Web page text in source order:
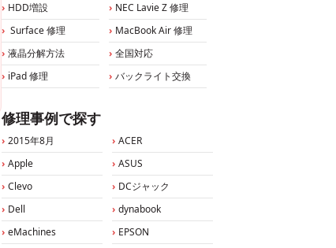
HDD増設
NEC Lavie Z 修理
Surface 修理
MacBook Air 修理
液晶分解方法
全国対応
iPad 修理
バックライト交換
修理事例で探す
2015年8月
ACER
Apple
ASUS
Clevo
DCジャック
Dell
dynabook
eMachines
EPSON